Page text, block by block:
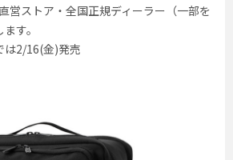
ストア・全国正規ディーラー（一部を
す。
2/16(金)発売